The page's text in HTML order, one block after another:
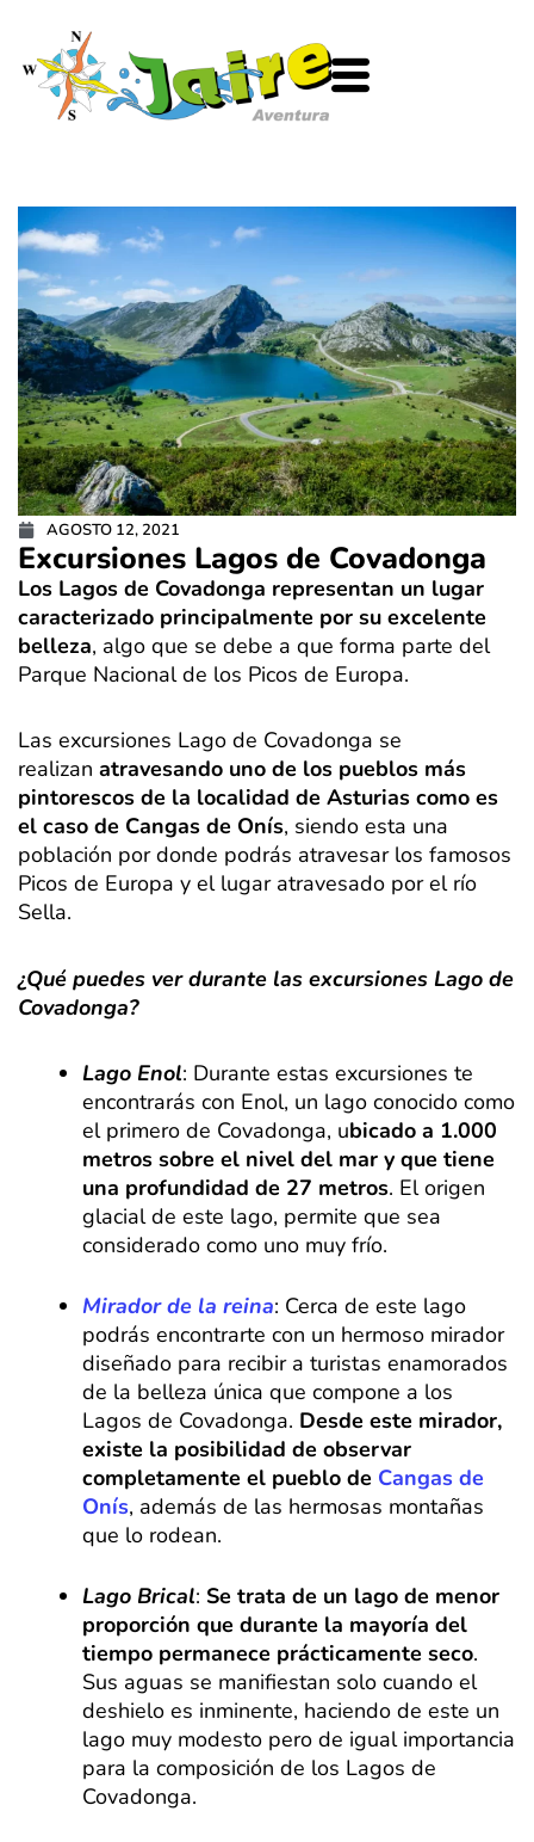
contenido
AGOSTO 12, 2021
Excursiones Lagos de Covadonga
Los Lagos de Covadonga representan un lugar
caracterizado principalmente por su excelente
belleza, algo que se debe a que forma parte del
Parque Nacional de los Picos de Europa.
Las excursiones Lago de Covadonga se
realizan atravesando uno de los pueblos más
pintorescos de la localidad de Asturias como es
el caso de Cangas de Onís, siendo esta una
población por donde podrás atravesar los famosos
Picos de Europa y el lugar atravesado por el río
Sella.
¿Qué puedes ver durante las excursiones Lago de
Covadonga?
Lago Enol: Durante estas excursiones te
encontrarás con Enol, un lago conocido como
el primero de Covadonga, ubicado a 1.000
metros sobre el nivel del mar y que tiene
una profundidad de 27 metros. El origen
glacial de este lago, permite que sea
considerado como uno muy frío.
Mirador de la reina: Cerca de este lago
podrás encontrarte con un hermoso mirador
diseñado para recibir a turistas enamorados
de la belleza única que compone a los
Lagos de Covadonga. Desde este mirador,
existe la posibilidad de observar
completamente el pueblo de Cangas de
Onís, además de las hermosas montañas
que lo rodean.
Lago Brical: Se trata de un lago de menor
proporción que durante la mayoría del
tiempo permanece prácticamente seco.
Sus aguas se manifiestan solo cuando el
deshielo es inminente, haciendo de este un
lago muy modesto pero de igual importancia
para la composición de los Lagos de
Covadonga.